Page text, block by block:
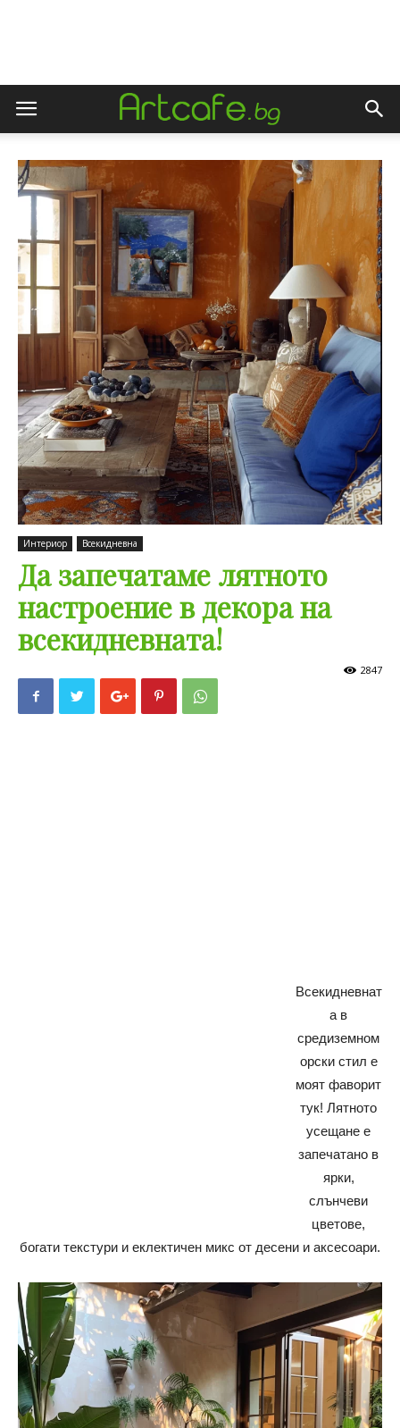
Интериор Всекидневна
Да запечатаме лятното
настроение в декора на
всекидневната!
2847
Всекидневнат
а в
средиземном
орски стил е
моят фаворит
тук! Лятното
усещане е
запечатано в
ярки,
слънчеви
цветове,
богати текстури и еклектичен микс от десени и аксесоари.